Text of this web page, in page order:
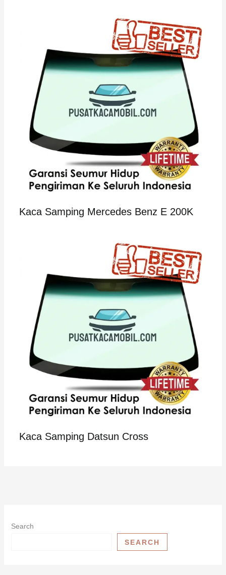
Kaca Samping Mercedes Benz E 200K
Kaca Samping Datsun Cross
Search
SEARCH